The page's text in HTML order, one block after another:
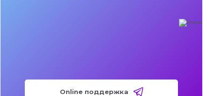
Online поддержка